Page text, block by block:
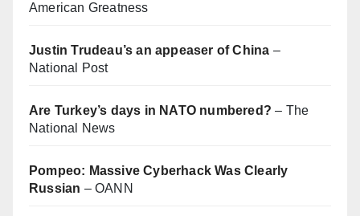
American Greatness
Justin Trudeau’s an appeaser of China –
National Post
Are Turkey’s days in NATO numbered? – The
National News
Pompeo: Massive Cyberhack Was Clearly
Russian – OANN